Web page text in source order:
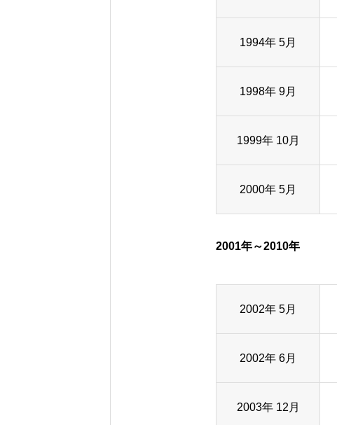
1994年 5月
1998年 9月
1999年 10月
2000年 5月
2001年～2010年
2002年 5月
2002年 6月
2003年 12月